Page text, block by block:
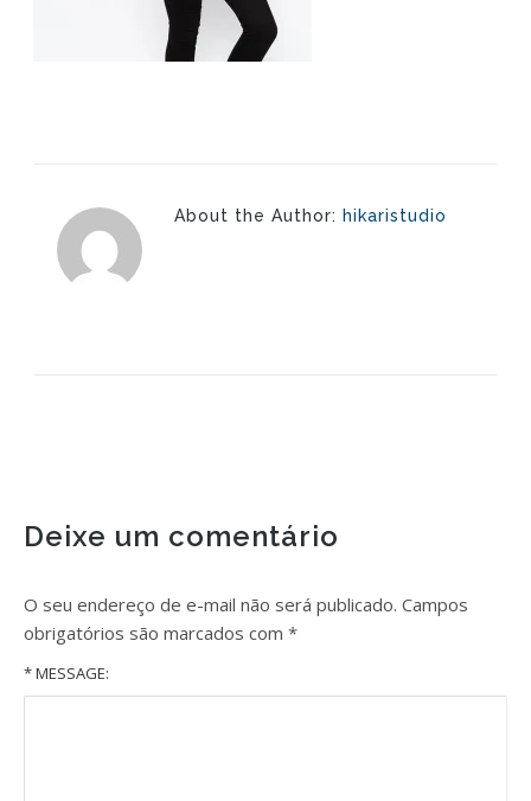
About the Author: hikaristudio
Deixe um comentário
O seu endereço de e-mail não será publicado. Campos
obrigatórios são marcados com *
* MESSAGE: